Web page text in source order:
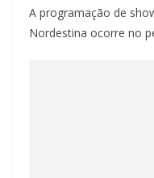
A programação de
Nordestina ocorre no